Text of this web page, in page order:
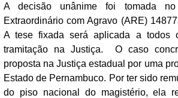
A decisão unânime foi tomada
Extraordinário com Agravo (ARE)
A tese fixada será aplicada a todos
tramitação na Justiça. O caso
proposta na Justiça estadual por uma
Estado de Pernambuco. Por ter sido
do piso nacional do magistério, ela